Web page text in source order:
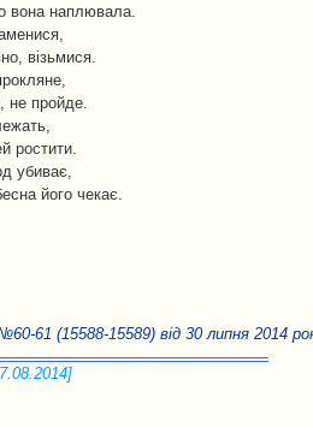
вона наплювала.
візьмися.
не пройде.
ростити.
убиває,
його чекає.
61 (15588-15589) від 30 липня 2014